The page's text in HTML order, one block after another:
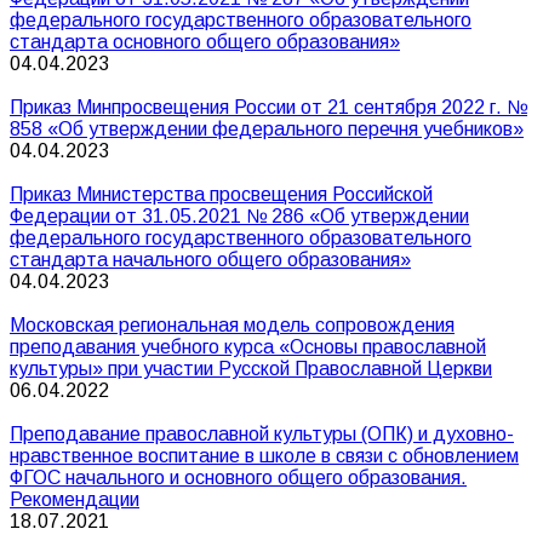
федерального государственного образовательного
стандарта основного общего образования»
04.04.2023
Приказ Минпросвещения России от 21 сентября 2022 г. №
858 «Об утверждении федерального перечня учебников»
04.04.2023
Приказ Министерства просвещения Российской
Федерации от 31.05.2021 № 286 «Об утверждении
федерального государственного образовательного
стандарта начального общего образования»
04.04.2023
Московская региональная модель сопровождения
преподавания учебного курса «Основы православной
культуры» при участии Русской Православной Церкви
06.04.2022
Преподавание православной культуры (ОПК) и духовно-
нравственное воспитание в школе в связи с обновлением
ФГОС начального и основного общего образования.
Рекомендации
18.07.2021